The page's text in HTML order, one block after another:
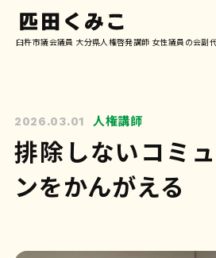
臼杵市議会議員 大分県人権啓発講師 女性議員の会副
2026.03.01 人権講師
排除しないコミ
ンをかんがえる